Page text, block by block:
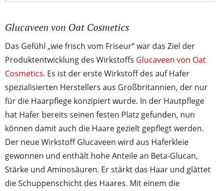
Glucaveen von Oat Cosmetics
Das Gefühl „wie frisch vom Friseur“ war das Ziel der
Produktentwicklung des Wirkstoffs Glucaveen von Oat
Cosmetics. Es ist der erste Wirkstoff des auf Hafer
spezialisierten Herstellers aus Großbritannien, der nur
für die Haarpflege konzipiert wurde. In der Hautpflege
hat Hafer bereits seinen festen Platz gefunden, nun
können damit auch die Haare gezielt gepflegt werden.
Der neue Wirkstoff Glucaveen wird aus Haferkleie
gewonnen und enthält hohe Anteile an Beta-Glucan,
Stärke und Aminosäuren. Er stärkt das Haar und glättet
die Schuppenschicht des Haares. Mit einem die